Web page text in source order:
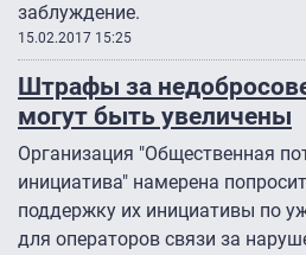
заблуждение.
15.02.2017 15:25
Штрафы за
могут быть увеличены
Организация "Общественная
инициатива" намерена
поддержку их инициативы по
для операторов связи за